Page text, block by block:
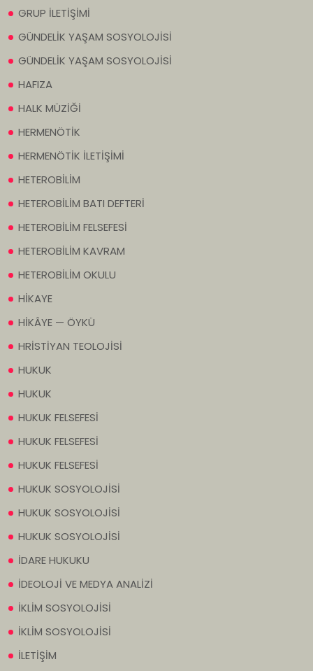
GRUP İLETİŞİMİ
GÜNDELİK YAŞAM SOSYOLOJİSİ
GÜNDELİK YAŞAM SOSYOLOJİSİ
HAFIZA
HALK MÜZİĞİ
HERMENÖTİK
HERMENÖTİK İLETİŞİMİ
HETEROBİLİM
HETEROBİLİM BATI DEFTERİ
HETEROBİLİM FELSEFESİ
HETEROBİLİM KAVRAM
HETEROBİLİM OKULU
HİKAYE
HİKÂYE — ÖYKÜ
HRİSTİYAN TEOLOJİSİ
HUKUK
HUKUK
HUKUK FELSEFESİ
HUKUK FELSEFESİ
HUKUK FELSEFESİ
HUKUK SOSYOLOJİSİ
HUKUK SOSYOLOJİSİ
HUKUK SOSYOLOJİSİ
İDARE HUKUKU
İDEOLOJİ VE MEDYA ANALİZİ
İKLİM SOSYOLOJİSİ
İKLİM SOSYOLOJİSİ
İLETİŞİM